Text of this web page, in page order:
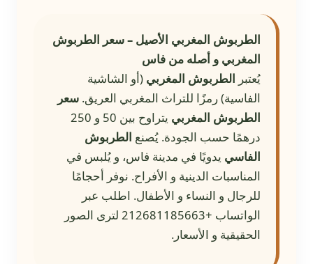
الطربوش المغربي الأصيل – سعر الطربوش
المغربي و أصله من فاس
يُعتبر الطربوش المغربي (أو الشاشية
الفاسية) رمزًا للتراث المغربي العريق.سعر
الطربوش المغربي
يتراوح بين 50 و 250
درهمًا حسب الجودة. يُصنع الطربوش
الفاسي يدويًا في مدينة فاس، و يُلبس في
المناسبات الدينية و الأفراح. نوفر أحجامًا
للرجال و النساء و الأطفال. اطلب عبر
الواتساب +212681185663 لترى الصور
الحقيقية و الأسعار.